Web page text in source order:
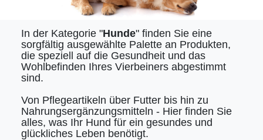
In der Kategorie "Hunde" finden Sie eine
sorgfältig ausgewählte Palette an Produkten,
die speziell auf die Gesundheit und das
Wohlbefinden Ihres Vierbeiners abgestimmt
sind.
Von Pflegeartikeln über Futter bis hin zu
Nahrungsergänzungsmitteln - Hier finden Sie
alles, was Ihr Hund für ein gesundes und
glückliches Leben benötigt.